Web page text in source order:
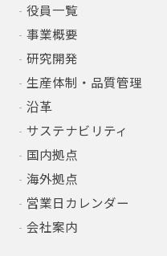
役員一覧
事業概要
研究開発
生産体制・品質管理
沿革
サステナビリティ
国内拠点
海外拠点
営業日カレンダー
会社案内